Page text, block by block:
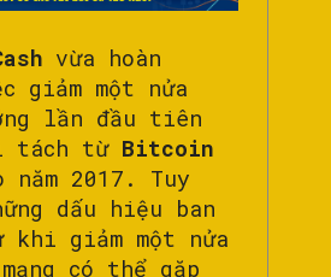
vừa hoàn
giảm một nửa
lần đầu tiên
tách từ Bitcoin
năm 2017. Tuy
dấu hiệu ban
khi giảm một nửa
có thể gặp